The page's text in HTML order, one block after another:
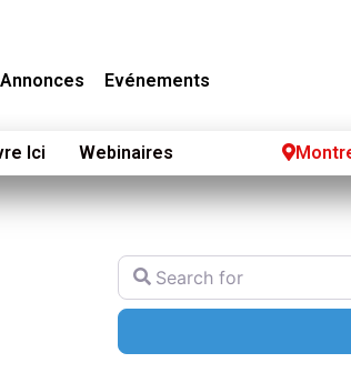
Annonces Evénements
Ici Webinaires
Search for